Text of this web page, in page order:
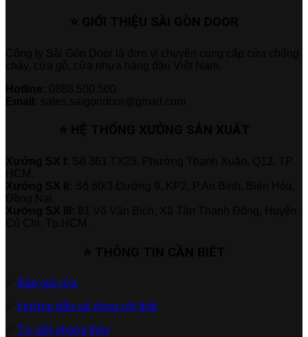
Báo giá cửa
Hướng dẫn sử dụng nội thất
Tư vấn phong thủy